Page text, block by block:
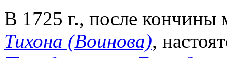
В 1725 г., после кончины
Тихона (Воинова),